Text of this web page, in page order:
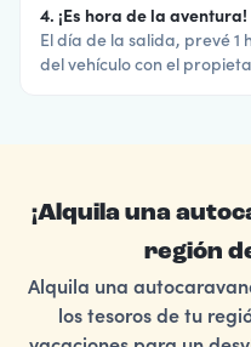
4. ¡Es hora de la aventura!
El día de la salida, prevé
del vehículo con el
¡Alquila una
región
Alquila una
los tesoros de tu